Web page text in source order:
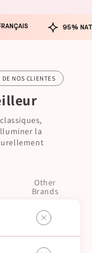
95%
DE NOS CLIENTES
la
Other
Brands